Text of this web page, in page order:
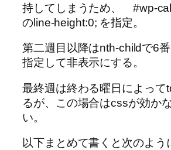
持してしまうため、 #wp-
のline-height:0; を指定。
第二週目以降はnth-childで6
指定して非表示にする。
最終週は終わる曜日によって
るが、この場合はcssが効か
い。
以下まとめて書くと次のよう